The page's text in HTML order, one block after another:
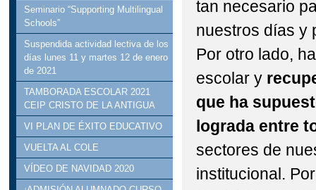
Seminario “Supporting Multilingual
Schools”
Suspendida actividad lectiva de los
días lunes 11 y martes 12 de enero
de 2021
TAMBORADA ESCOLAR 2021
CEIP CRISTO DE LA ANTIGUA
VI PLAN DE ÉXITO EDUCATIVO
VUELTA AL COLE
VÍDEO DE NAVIDAD 2020
tan necesario
nuestros días y
Por otro lado,
escolar y
que ha
lograda entre
sectores de
institucional.